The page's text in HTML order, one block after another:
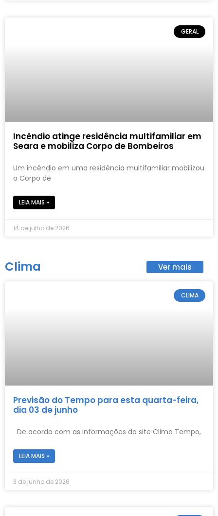
GERAL
Incêndio atinge residência multifamiliar em
Seara e mobiliza Corpo de Bombeiros
Um incêndio em uma residência multifamiliar mobilizou
o Corpo de
LEIA MAIS »
14 de julho de 2026
Clima Ver mais
CLIMA
Previsão do Tempo para esta quarta-feira,
dia 03 de junho
De acordo com as informações do site Clima Tempo,
LEIA MAIS »
3 de junho de 2026